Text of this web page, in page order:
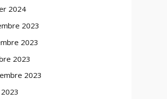
2024
2023
2023
2023
2023